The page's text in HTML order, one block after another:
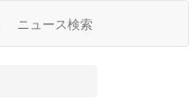
ニュース検索